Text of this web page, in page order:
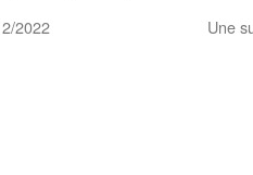
2022 Une